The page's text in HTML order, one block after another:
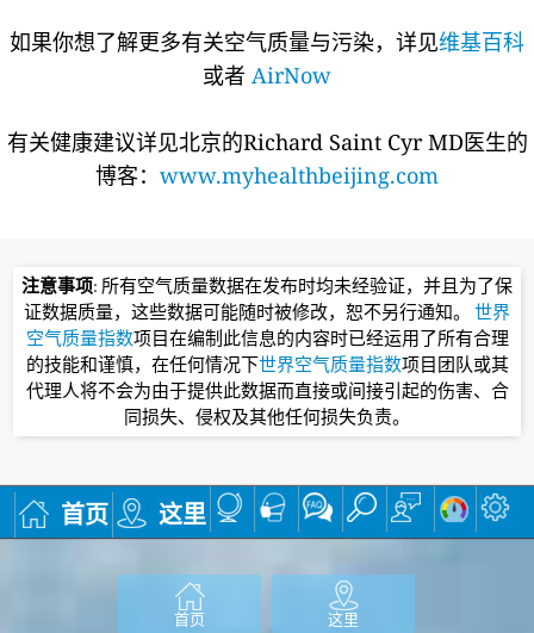
如果你想了解更多有关空气质量与污染，详见维基百科
或者 AirNow
有关健康建议详见北京的Richard Saint Cyr MD医生的
博客： www.myhealthbeijing.com
注意事项: 所有空气质量数据在发布时均未经验证，并且为了保
证数据质量，这些数据可能随时被修改，恕不另行通知。 世界
空气质量指数项目在编制此信息的内容时已经运用了所有合理
的技能和谨慎，在任何情况下世界空气质量指数项目团队或其
代理人将不会为由于提供此数据而直接或间接引起的伤害、合
同损失、侵权及其他任何损失负责。
首页 这里
首页 这里